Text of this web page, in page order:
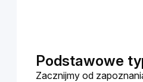
Podstawowe
Zacznijmy od